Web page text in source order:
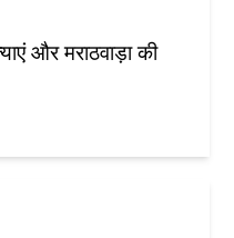
और मराठवाड़ा की